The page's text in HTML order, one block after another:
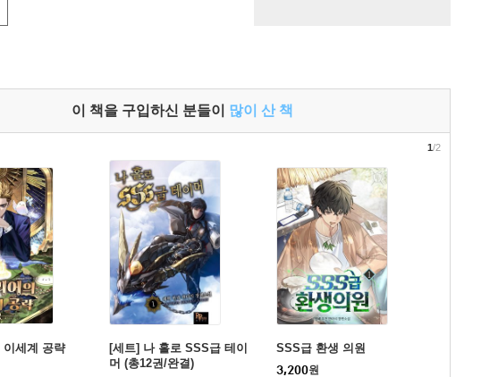
이 책을 구입하신 분들이 많이 산 책
이세계 공략
[세트] 나 홀로 SSS급 테이
머 (총12권/완결)
SSS급 환생 의원
3,200원
1/2